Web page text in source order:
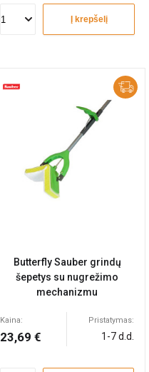
Į krepšelį
Butterfly Sauber grindų
šepetys su nugrežimo
mechanizmu
Kaina:
23,69 €
Pristatymas:
1-7 d.d.